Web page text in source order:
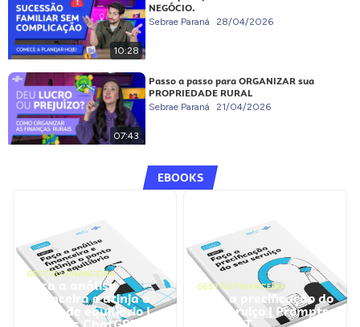
10:28
NEGÓCIO.
Sebrae Paraná 28/04/2026
07:43
Passo a passo para ORGANIZAR sua
PROPRIEDADE RURAL
Sebrae Paraná 21/04/2026
EBOOKS
GESTÃO FINANCEIRA
Faça a análise
financeira e atinja o
ponto de equilíbrio |
GESTÃO FINANCEIRA
Faça a precificação do
seu serviço | Prompts